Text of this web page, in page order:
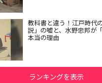
教科書と違う！江戸時代
説」の嘘と、水野忠邦が
本当の理由
ランキングを表示